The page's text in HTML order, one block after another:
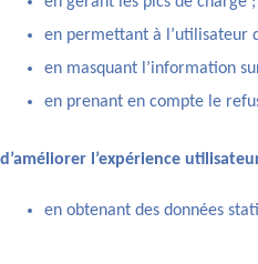
en permettant à l’utilisateur
en masquant l’information
en prenant en compte le
d’améliorer l’expérience
en obtenant des données